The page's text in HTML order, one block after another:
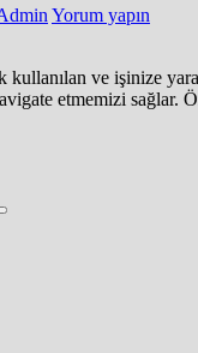
Yorum yapın
kullanılan ve işinize
etmemizi sağlar.